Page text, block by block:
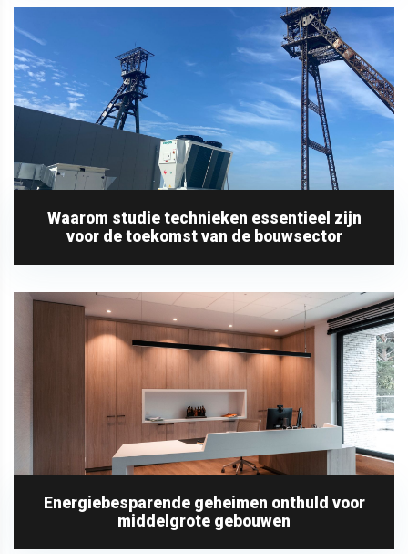
Waarom studie technieken essentieel zijn
voor de toekomst van de bouwsector
Energiebesparende geheimen onthuld voor
middelgrote gebouwen